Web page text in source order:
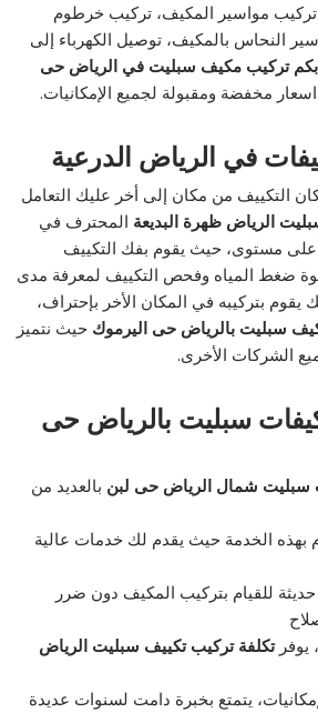
تركيب مواسير المكيف، تركيب خرطوم
النحاس بالمكيف، توصيل الكهرباء إلى
بكم تركيب مكيف سبليت في الرياض حى
مخفضة ومقبولة لجميع الإمكانيات.
في الرياض الدرعية
التكييف من مكان إلى أخر عليك التعامل
الرياض ظهرة البديعة المحترف في
أعلى مستوى، حيث يقوم بفك التكييف
ضغط المياه وفحص التكييف لمعرفة مدى
يقوم بتركيبه في المكان الأخر بإحتراف،
سبليت بالرياض حى اليرموك حيث نتميز
الشركات الأخرى.
سبليت بالرياض حى
سبليت شمال الرياض حى لبن بالعديد من
بهذه الخدمة حيث يقدم لك خدمات عالية
للقيام بتركيب المكيف دون ضرر
يوفرتكلفة تركيب تكييف سبليت الرياض
يتمتع بخبرة دامت لسنوات عديدة